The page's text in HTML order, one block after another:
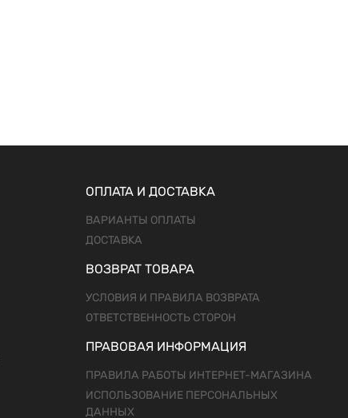
ОПЛАТА И ДОСТАВКА
ВАРИАНТЫ ОПЛАТЫ
ДОСТАВКА
ВОЗВРАТ ТОВАРА
УСЛОВИЯ И ПРАВИЛА ВОЗВРАТА
ОТВЕТСТВЕННОСТЬ СТОРОН
ПРАВОВАЯ ИНФОРМАЦИЯ
ПРАВИЛА РАБОТЫ ИНТЕРНЕТ-МАГАЗИНА
ИСПОЛЬЗОВАНИЕ ПЕРСОНАЛЬНЫХ
ДАННЫХ